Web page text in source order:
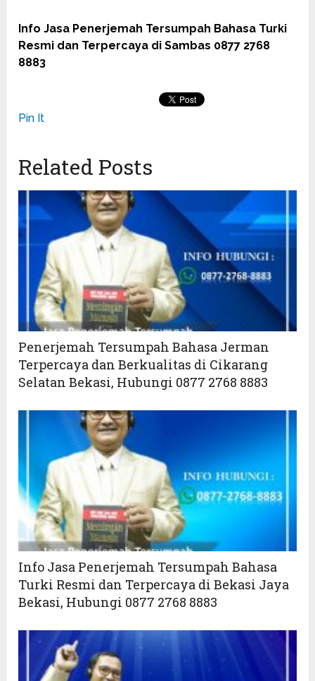
Info Jasa Penerjemah Tersumpah Bahasa Turki
Resmi dan Terpercaya di Sambas 0877 2768
8883
Pin It
Related Posts
Penerjemah Tersumpah Bahasa Jerman
Terpercaya dan Berkualitas di Cikarang
Selatan Bekasi, Hubungi 0877 2768 8883
Info Jasa Penerjemah Tersumpah Bahasa
Turki Resmi dan Terpercaya di Bekasi Jaya
Bekasi, Hubungi 0877 2768 8883